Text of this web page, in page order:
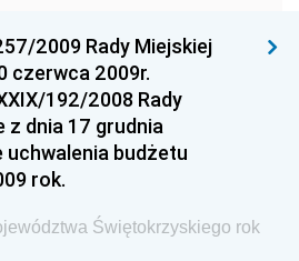
Gospodarki
Ochrony Konkurencji i
Pracy i Polityki
Lotnictwa Cywilnego
2009 Rady Miejskiej
czerwca 2009r.
192/2008 Rady
z dnia 17 grudnia
uchwalenia budżetu
rok.
Świętokrzyskiego rok